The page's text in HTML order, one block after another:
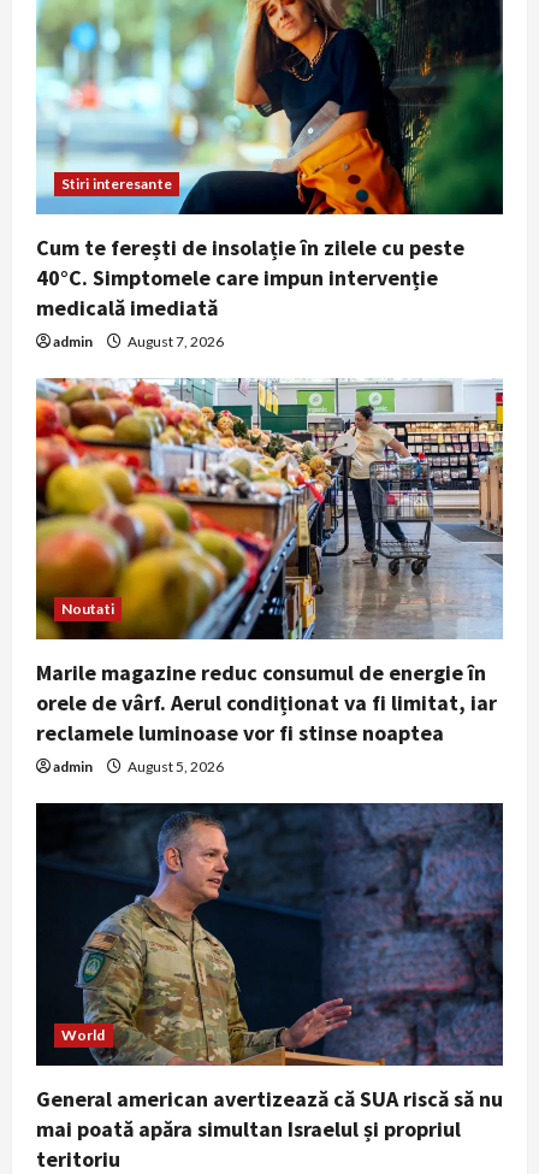
5
cafea sau antrenamente intense
July 29, 2026
Stiri interesante
Cum te ferești de insolație în zilele cu peste
40°C. Simptomele care impun intervenție
medicală imediată
admin August 7, 2026
Noutati
Marile magazine reduc consumul de energie în
orele de vârf. Aerul condiționat va fi limitat, iar
reclamele luminoase vor fi stinse noaptea
admin August 5, 2026
World
General american avertizează că SUA riscă să nu
mai poată apăra simultan Israelul și propriul
teritoriu